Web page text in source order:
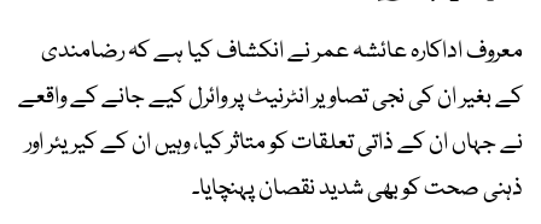
معروف اداکارہ عائشہ عمر نے انکشاف کیا ہے کہ رضامندی
کے بغیر ان کی نجی تصاویر انٹرنیٹ پر وائرل کیے جانے کے واقعے
نے جہاں ان کے ذاتی تعلقات کو متاثر کیا، وہیں ان کے کیریئر اور
ذہنی صحت کو بھی شدید نقصان پہنچایا۔